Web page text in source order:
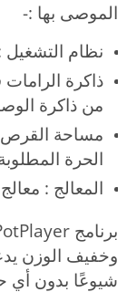
الموصى بها :-
نظام التشغيل :
من ذاكرة
الحرة
المعالج : معالج Intel Pentium 4 أو أفضل منه.
وخفيف الوزن
شيوعًا بدون أي